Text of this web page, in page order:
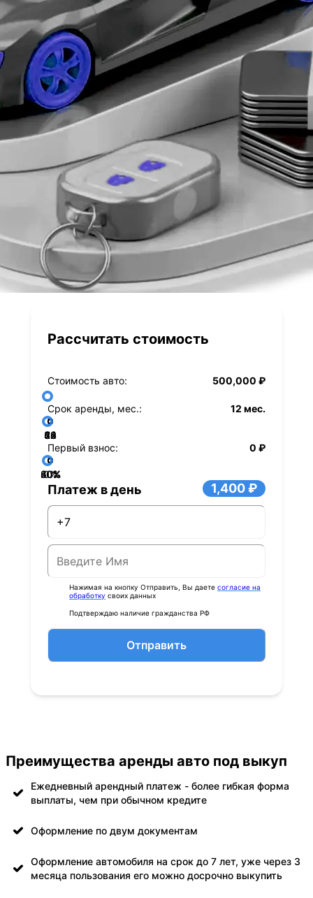
Рассчитать стоимость
Стоимость авто: 500,000 ₽
Срок аренды, мес.: 12 мес.
12
24
36
48
60
72
84
Первый взнос:
0 ₽
0%
20%
40%
60%
80%
Платеж в день 1,400 ₽
Нажимая на кнопку Отправить, Вы даете согласие на
обработку своих данных
Подтверждаю наличие гражданства РФ
Отправить
Преимущества аренды авто под выкуп
Ежедневный арендный платеж - более гибкая форма
выплаты, чем при обычном кредите
Оформление по двум документам
Оформление автомобиля на срок до 7 лет, уже через 3
месяца пользования его можно досрочно выкупить